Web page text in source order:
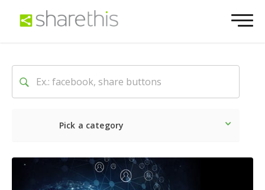
Pick a category
最新 ソーシャル マーケ